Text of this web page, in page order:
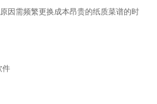
因需频繁更换成本昂贵的纸质菜谱的时
件